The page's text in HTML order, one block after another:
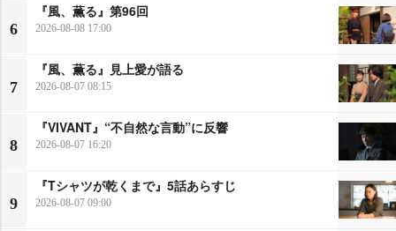
6
『風、薫る』第96回
2026-08-08 17:00
7
『風、薫る』見上愛が語る
2026-08-07 08:15
8
『VIVANT』“不自然な言動”に反響
2026-08-07 16:20
9
『Tシャツが乾くまで』5話あらすじ
2026-08-07 09:00